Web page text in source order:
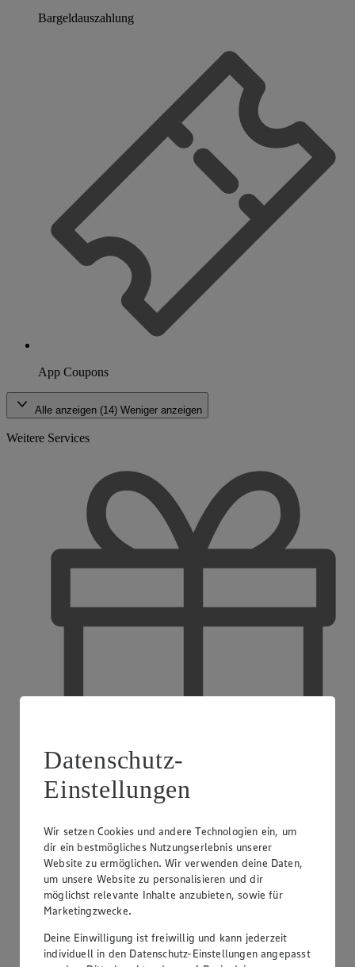
Bargeldauszahlung
App Coupons
Alle anzeigen (14) Weniger anzeigen
Weitere Services
EDEKA Gutscheinkarte
Datenschutz-
Einstellungen
Wir setzen Cookies und andere Technologien ein, um
dir ein bestmögliches Nutzungserlebnis unserer
Website zu ermöglichen. Wir verwenden deine Daten,
um unsere Website zu personalisieren und dir
möglichst relevante Inhalte anzubieten, sowie für
Marketingzwecke.
Deine Einwilligung ist freiwillig und kann jederzeit
individuell in den Datenschutz-Einstellungen angepasst